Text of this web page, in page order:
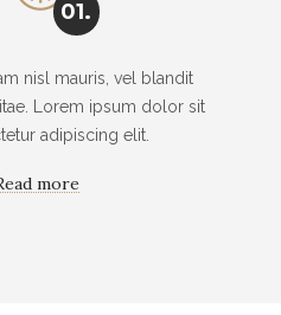
01.
nisl mauris, vel blandit
Lorem ipsum dolor sit
adipiscing elit.
more